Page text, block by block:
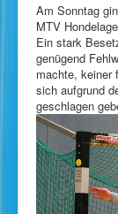
Am Sonntag
MTV
Ein stark
genügend
machte, keiner
sich aufgrund
geschlagen